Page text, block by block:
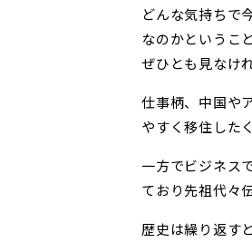
どんな気持ちで
なのかというこ
ぜひとも見なけ
仕事柄、中国や
やすく移住した
一方でビジネス
ており先祖代々
歴史は繰り返す